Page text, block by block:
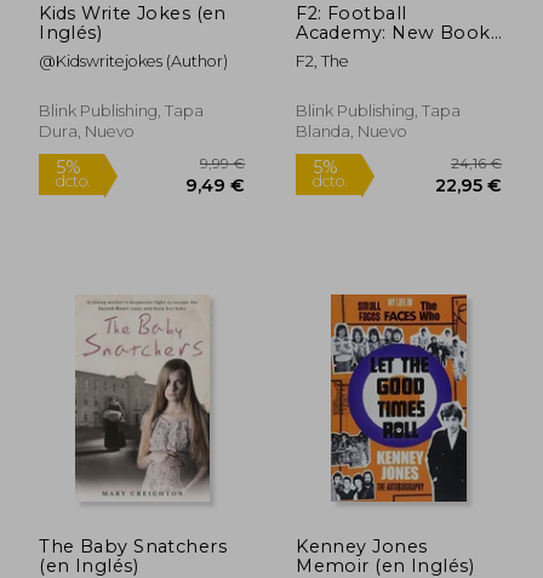
5% 23,74 € 5%
Kids Write Jokes (en
Inglés)
@Kidswritejokes (Author)
Blink Publishing, Tapa
Dura, Nuevo
F2: Football
Academy: New Book,
New Skills! (en Inglés)
F2, The
Blink Publishing, Tapa
Blanda, Nuevo
The Baby Snatchers
(en Inglés)
Kenney Jones
Memoir (en Inglés)